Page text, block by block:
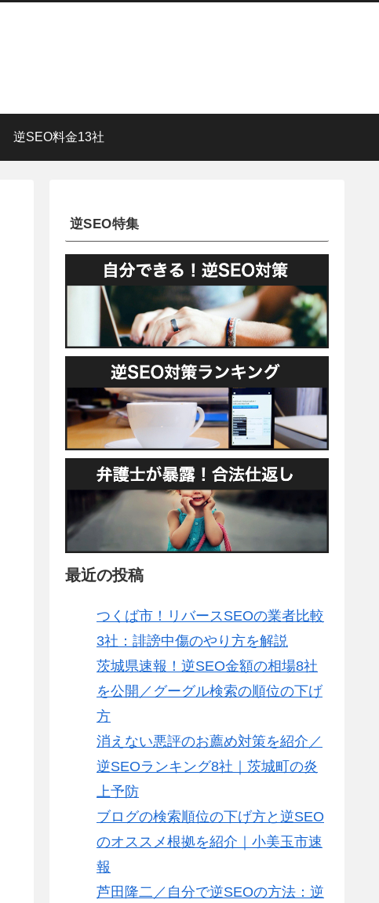
逆SEO料金13社
逆SEO特集
最近の投稿
つくば市！リバースSEOの業者比較
3社：誹謗中傷のやり方を解説
茨城県速報！逆SEO金額の相場8社
を公開／グーグル検索の順位の下げ
方
消えない悪評のお薦め対策を紹介／
逆SEOランキング8社｜茨城町の炎
上予防
ブログの検索順位の下げ方と逆SEO
のオススメ根拠を紹介｜小美玉市速
報
芦田隆二／自分で逆SEOの方法：逆